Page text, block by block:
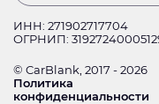
ИНН: 271902717704
ОГРНИП:
© CarBlank, 2017 - 2026
Политика
конфиденциальности